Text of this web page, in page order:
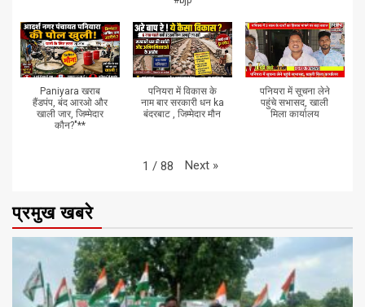
Paniyara खराब
हैंडपंप, बंद आरओ और
खाली जार, जिम्मेदार
कौन?"**
पनियरा में विकास के
नाम बार सरकारी धन ka
बंदरबाट , जिम्मेदार मौन
पनियरा में सूचना लेने
पहुंचे सभासद, खाली
मिला कार्यालय
1 / 88 Next »
प्रमुख खबरे